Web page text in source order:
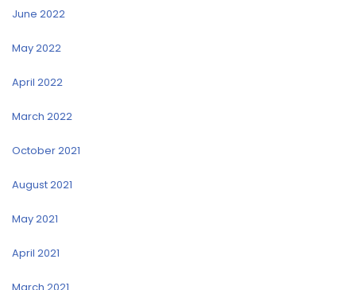
June 2022
May 2022
April 2022
March 2022
October 2021
August 2021
May 2021
April 2021
March 2021